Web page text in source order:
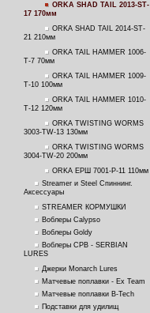
ORKA SHAD TAIL 2013-ST-
17 170мм
ORKA SHAD TAIL 2014-ST-
21 210мм
ORKA TAIL HAMMER 1006-
T-7 70мм
ORKA TAIL HAMMER 1009-
T-10 100мм
ORKA TAIL HAMMER 1010-
T-12 120мм
ORKA TWISTING WORMS
3003-TW-13 130мм
ORKA TWISTING WORMS
3004-TW-20 200мм
ORKA ЕРШ 7001-P-11 110мм
Streamer и Steel Спиннинг.
Аксессуары
STREAMER КОРМУШКИ
Воблеры Calypso
Воблеры Goldy
Воблеры СРВ - SERBIAN
LURES
Джерки Monarch Lures
Матчевые поплавки - Ex Team
Матчевые поплавки B-Tech
Подставки для удилищ